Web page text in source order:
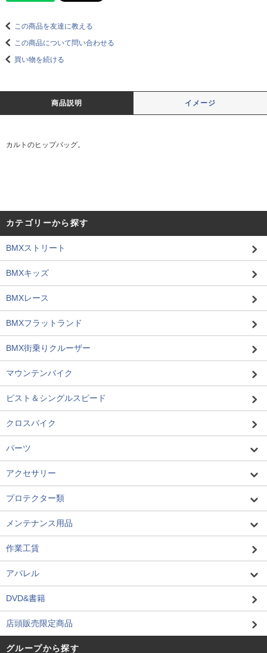
この商品を友達に教える
この商品について問い合わせる
買い物を続ける
商品説明 イメージ
カルトのヒップバッグ。
カテゴリーから探す
BMXストリート
BMXキッズ
BMXレース
BMXフラットランド
BMX街乗りクルーザー
マウンテンバイク
ピスト＆シングルスピード
クロスバイク
パーツ
アクセサリー
プロテクター類
メンテナンス用品
作業工賃
アパレル
DVD&書籍
店頭販売限定商品
グループから探す